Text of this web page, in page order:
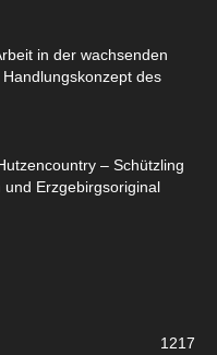
in der wachsenden
des
– Schützling
Erzgebirgsoriginal
1217